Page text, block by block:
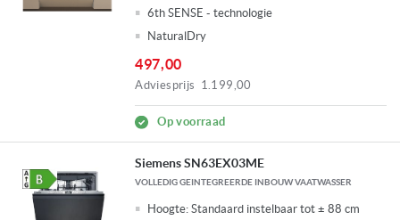
6th SENSE - technologie
NaturalDry
497,00
Adviesprijs 1.199,00
Op voorraad
Siemens SN63EX03ME
VOLLEDIG GEINTEGREERDE INBOUW VAATWASSER
Hoogte: Standaard instelbaar tot ± 88 cm